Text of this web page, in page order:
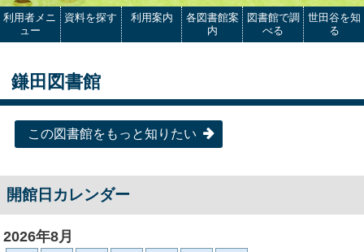
利用者メニ
ュー
資料を探す 利用案内
各図書館案
内
図書館で調
べる
世田谷を知
る
鎌田図書館
この図書館をもっと知りたい
開館日カレンダー
2026年8月